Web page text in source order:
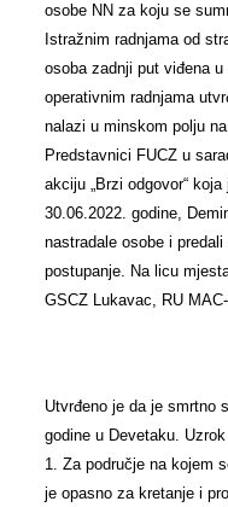
osobe NN za koju se
Istražnim radnjama od
osoba zadnji put viđena
operativnim radnjama
nalazi u minskom polju
Predstavnici FUCZ u
akciju „Brzi odgovor“
30.06.2022. godine,
nastradale osobe i
postupanje. Na licu
GSCZ Lukavac, RU
Utvrđeno je da je smrtno
godine u Devetaku.
1. Za područje na kojem
je opasno za kretanje i